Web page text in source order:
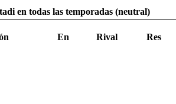
en todas las temporadas (neutral)
En Rival Res